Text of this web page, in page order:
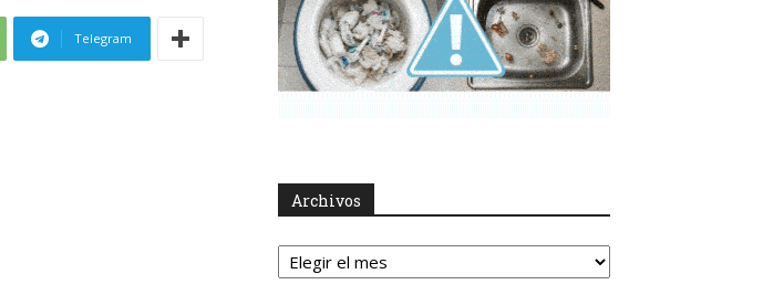
Telegram
Archivos
Archivos